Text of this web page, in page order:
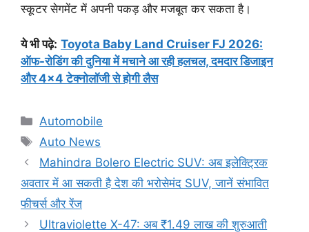
स्कूटर सेगमेंट में अपनी पकड़ और मजबूत कर सकता है।
ये भी पढ़े: Toyota Baby Land Cruiser FJ 2026:
ऑफ-रोडिंग की दुनिया में मचाने आ रही हलचल, दमदार डिजाइन
और 4×4 टेक्नोलॉजी से होगी लैस
Categories
Automobile
Tags
Auto News
Mahindra Bolero Electric SUV: अब इलेक्ट्रिक
अवतार में आ सकती है देश की भरोसेमंद SUV, जानें संभावित
फीचर्स और रेंज
Ultraviolette X-47: अब ₹1.49 लाख की शुरुआती